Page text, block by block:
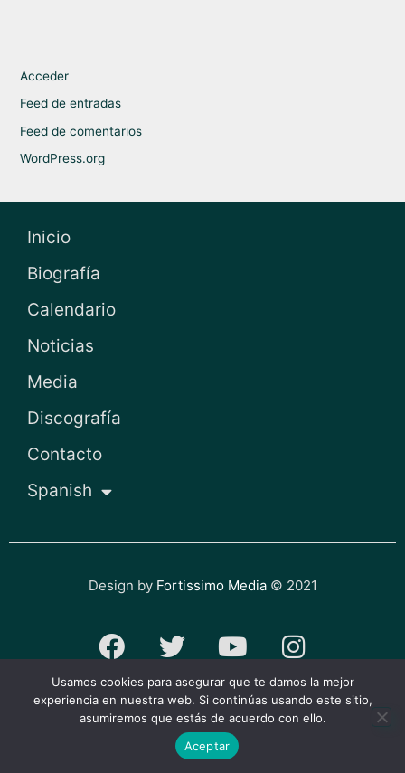
Acceder
Feed de entradas
Feed de comentarios
WordPress.org
Inicio
Biografía
Calendario
Noticias
Media
Discografía
Contacto
Spanish
Design by Fortissimo Media© 2021
F
a
c
e
T
w
i
t
t
Y
o
u
t
u
I
n
s
t
Política de privacidad y cookies
Usamos cookies para asegurar que te damos la mejor
experiencia en nuestra web. Si continúas usando este sitio,
asumiremos que estás de acuerdo con ello.
Aceptar